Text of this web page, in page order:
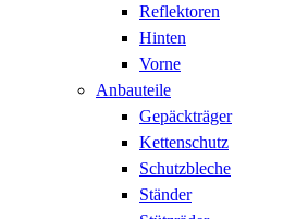
Reflektoren
Hinten
Vorne
Anbauteile
Gepäckträger
Kettenschutz
Schutzbleche
Ständer